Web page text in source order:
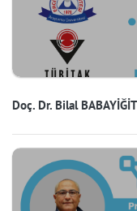
Doç. Dr. Bilal